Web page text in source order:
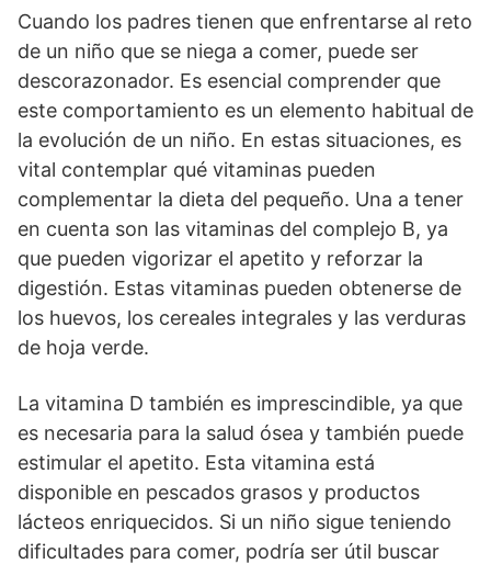
Cuando los padres tienen que enfrentarse al reto
de un niño que se niega a comer, puede ser
descorazonador. Es esencial comprender que
este comportamiento es un elemento habitual de
la evolución de un niño. En estas situaciones, es
vital contemplar qué vitaminas pueden
complementar la dieta del pequeño. Una a tener
en cuenta son las vitaminas del complejo B, ya
que pueden vigorizar el apetito y reforzar la
digestión. Estas vitaminas pueden obtenerse de
los huevos, los cereales integrales y las verduras
de hoja verde.
La vitamina D también es imprescindible, ya que
es necesaria para la salud ósea y también puede
estimular el apetito. Esta vitamina está
disponible en pescados grasos y productos
lácteos enriquecidos. Si un niño sigue teniendo
dificultades para comer, podría ser útil buscar